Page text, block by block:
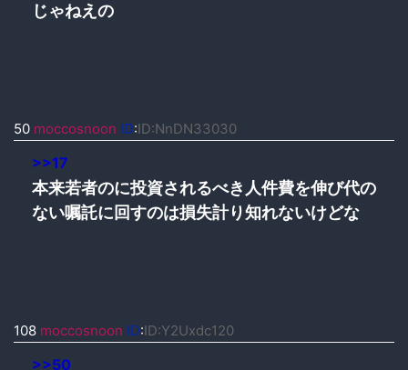
じゃねえの
50 moccosnoon ID:ID:NnDN33030
>>17
本来若者のに投資されるべき人件費を伸び代の
ない嘱託に回すのは損失計り知れないけどな
108 moccosnoon ID:ID:Y2Uxdc120
>>50